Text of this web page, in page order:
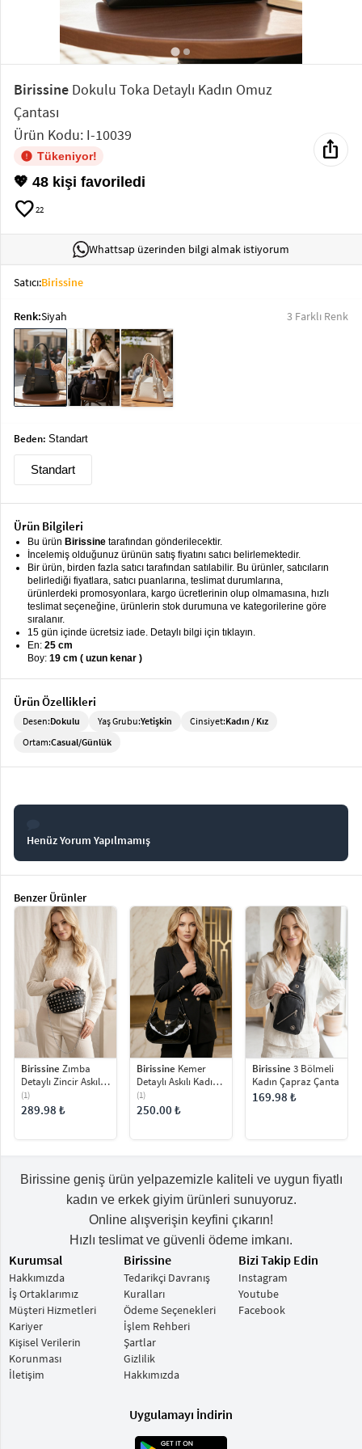
Sweatshirt
Ev
Giyimkeyboard_arrow_down
Takımlarkeyboard_arrow_down
Elbise
Alt
Giyimkeyboard_arrow_down
Dış
Giyim
Tesettür
Giyim
keyboard_arrow_down
Büyük
Bedenkeyboard_arrow_down
Giyimkeyboard_arrow_down
Birissine Dokulu Toka Detaylı Kadın Omuz
Çantası
Ürün Kodu: I-10039
Tükeniyor!
💖 48 kişi favoriledi
favorite22
ios_share
Whattsap üzerinden bilgi almak istiyorum
Satıcı:Birissine
Renk:Siyah 3 Farklı Renk
Beden: Standart
Standart
Ürün Bilgileri
Bu ürün Birissine tarafından gönderilecektir.
İncelemiş olduğunuz ürünün satış fiyatını satıcı belirlemektedir.
Bir ürün, birden fazla satıcı tarafından satılabilir. Bu ürünler, satıcıların
belirlediği fiyatlara, satıcı puanlarına, teslimat durumlarına,
ürünlerdeki promosyonlara, kargo ücretlerinin olup olmamasına, hızlı
teslimat seçeneğine, ürünlerin stok durumuna ve kategorilerine göre
sıralanır.
15 gün içinde ücretsiz iade. Detaylı bilgi için tıklayın.
En: 25 cm
Boy: 19 cm ( uzun kenar )
Ürün Özellikleri
Desen:Dokulu Yaş Grubu:Yetişkin Cinsiyet:Kadın / Kız
Ortam:Casual/Günlük
Henüz Yorum Yapılmamış
Benzer Ürünler
Birissine Zımba
Detaylı Zincir Askılı
Kadın Omuz Çantası
(1)
289.98 ₺
Birissine Kemer
Detaylı Askılı Kadın
El ve Omuz Çantası
(1)
250.00 ₺
Birissine 3 Bölmeli
Kadın Çapraz Çanta
169.98 ₺
Birissine geniş ürün yelpazemizle kaliteli ve uygun fiyatlı
kadın ve erkek giyim ürünleri sunuyoruz.
Online alışverişin keyfini çıkarın!
Hızlı teslimat ve güvenli ödeme imkanı.
Kurumsal
Hakkımızda
İş Ortaklarımız
Müşteri Hizmetleri
Kariyer
Kişisel Verilerin
Korunması
İletişim
Birissine
Tedarikçi Davranış
Kuralları
Ödeme Seçenekleri
İşlem Rehberi
Şartlar
Gizlilik
Hakkımızda
Bizi Takip Edin
Instagram
Youtube
Facebook
Uygulamayı İndirin